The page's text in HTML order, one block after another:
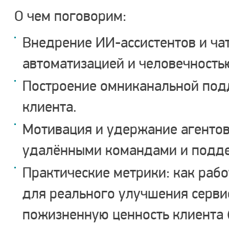
О чем поговорим:
Внедрение ИИ-ассистентов и
автоматизацией и
Построение омниканальной
клиента.
Мотивация и удержание
удалёнными командами и
Практические метрики: как
для реального улучшения
пожизненную ценность клиента